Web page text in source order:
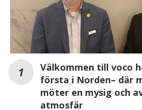
Välkommen till voco
första i Norden– där
möter en mysig och
atmosfär